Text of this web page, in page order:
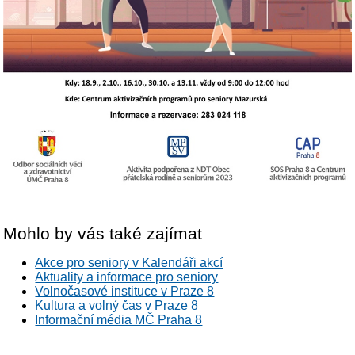
Mohlo by vás také zajímat
Akce pro seniory v Kalendáři akcí
Aktuality a informace pro seniory
Volnočasové instituce v Praze 8
Kultura a volný čas v Praze 8
Informační média MČ Praha 8